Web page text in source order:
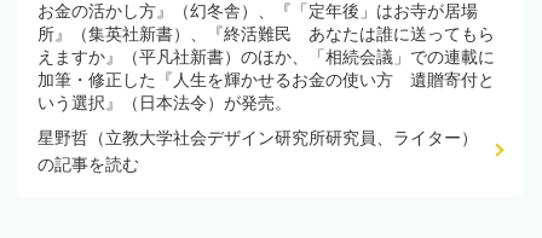
お金の活かし方』（幻冬舎）、『「定年後」はお寺が居場
所』（集英社新書）、『終活難民 あなたは誰に送ってもら
えますか』（平凡社新書）のほか、「相続会議」での連載に
加筆・修正した『人生を輝かせるお金の使い方 遺贈寄付と
いう選択』（日本法令）が発売。
星野哲（立教大学社会デザイン研究所研究員、ライター）
の記事を読む